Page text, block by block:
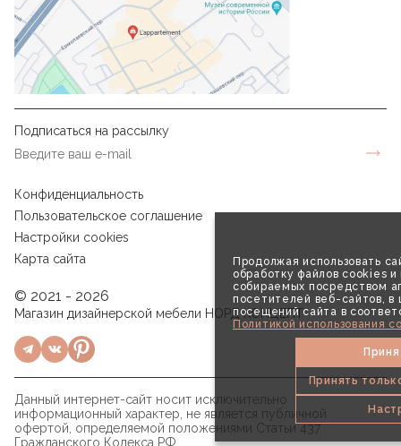
Продолжая использовать
обработку файлов cookies и
собираемых посредством
посетителей веб-сайтов, в
посещений сайта в
Политикой использования
Принять
Подписаться на рассылку
Конфиденциальность
Пользовательское соглашение
Настройки cookies
Карта сайта
© 2021 - 2026
Магазин дизайнерской мебели НОРД КОНЦЕПТ
Данный интернет-сайт носит исключительно
информационный характер, не является публичной
офертой, определяемой положениями Статьи 437
Гражданского Кодекса РФ.